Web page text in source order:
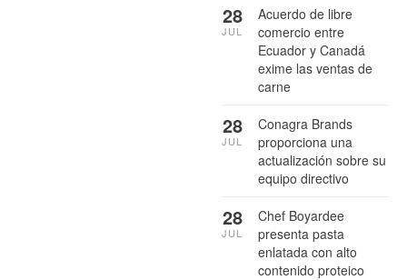
Acuerdo de libre
comercio entre
Ecuador y Canadá
exime las ventas de
carne
28
JUL
Conagra Brands
proporciona una
actualización sobre su
equipo directivo
28
JUL
Chef Boyardee
presenta pasta
enlatada con alto
contenido proteico
28
JUL